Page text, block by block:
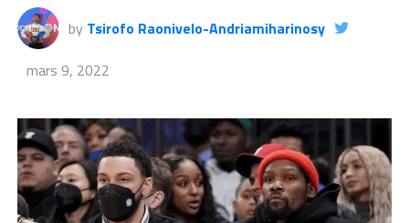
by Tsirofo Raonivelo-Andriamiharinosy
mars 9, 2022